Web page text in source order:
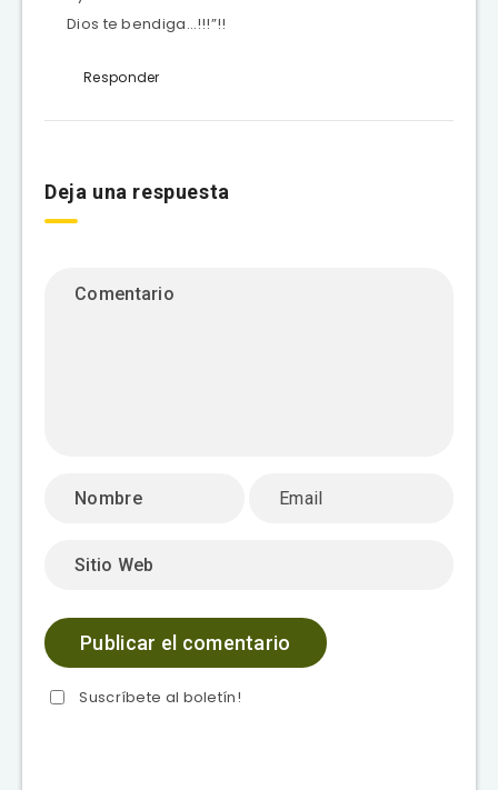
Dios te bendiga…!!!”!!
Responder
Deja una respuesta
Suscríbete al boletín!